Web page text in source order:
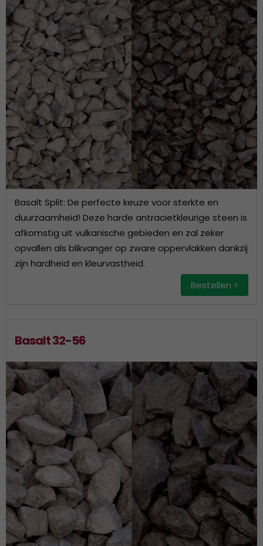
Basalt Split: De perfecte keuze voor sterkte en
duurzaamheid! Deze harde antracietkleurige steen is
afkomstig uit vulkanische gebieden en zal zeker
opvallen als blikvanger op zware oppervlakken dankzij
zijn hardheid en kleurvastheid.
Bestellen >
Basalt 32-56